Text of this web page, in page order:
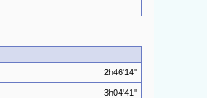
2h46'14''
3h04'41''